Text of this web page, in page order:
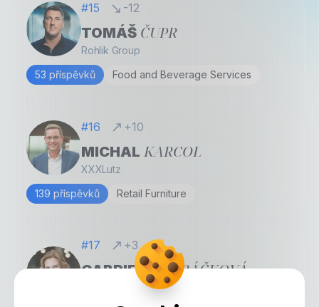
#15 -12
TOMÁŠ ČUPR
Rohlik Group
53 příspěvků
Food and Beverage Services
#16 +10
MICHAL KARCOL
XXXLutz
139 příspěvků
Retail Furniture
#17 +3
GABRIELAHRBÁČKOVÁ
KEDOVÁ
Hofmann Personal